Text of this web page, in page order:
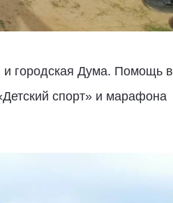
и городская Дума. Помощь в
спорт» и марафона